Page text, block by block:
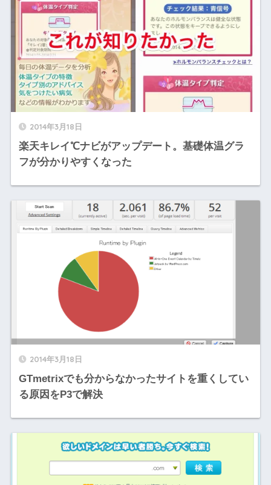
2014年3月18日
楽天キレイ℃ナビがアップデート。基礎体温グラ
フが分かりやすくなった
2014年3月18日
GTmetrixでも分からなかったサイトを重くしてい
る原因をP3で解決